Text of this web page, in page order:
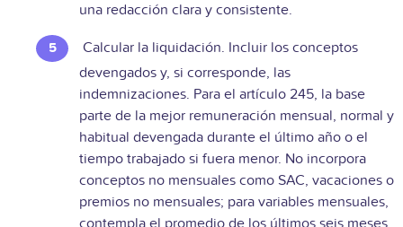
una redacción clara y consistente.
Calcular la liquidación. Incluir los conceptos
devengados y, si corresponde, las
indemnizaciones. Para el artículo 245, la base
parte de la mejor remuneración mensual, normal y
habitual devengada durante el último año o el
tiempo trabajado si fuera menor. No incorpora
conceptos no mensuales como SAC, vacaciones o
premios no mensuales; para variables mensuales,
contempla el promedio de los últimos seis meses